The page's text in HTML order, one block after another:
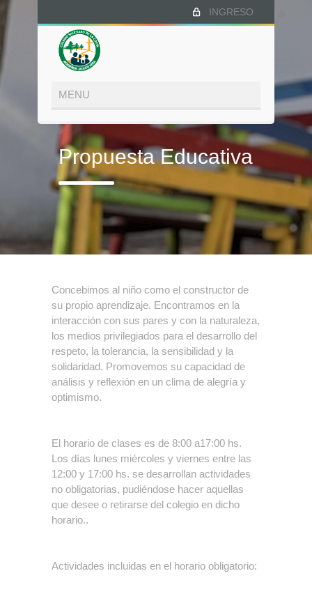
INGRESO
Propuesta Educativa
Concebimos al niño como el constructor de
su propio aprendizaje. Encontramos en la
interacción con sus pares y con la naturaleza,
los medios privilegiados para el desarrollo del
respeto, la tolerancia, la sensibilidad y la
solidaridad. Promovemos su capacidad de
análisis y reflexión en un clima de alegría y
optimismo.
El horario de clases es de 8:00 a17:00 hs.
Los días lunes miércoles y viernes entre las
12:00 y 17:00 hs. se desarrollan actividades
no obligatorias, pudiéndose hacer aquellas
que desee o retirarse del colegio en dicho
horario..
Actividades incluidas en el horario obligatorio: